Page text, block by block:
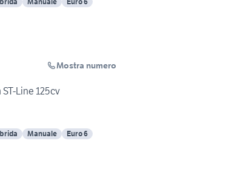
Mostra numero
Line 125cv
Manuale Euro 6